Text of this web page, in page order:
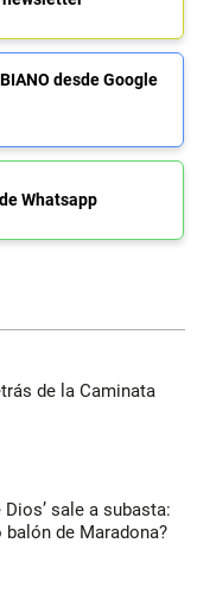
desde Google
Whatsapp
de la Caminata
sale a subasta:
de Maradona?